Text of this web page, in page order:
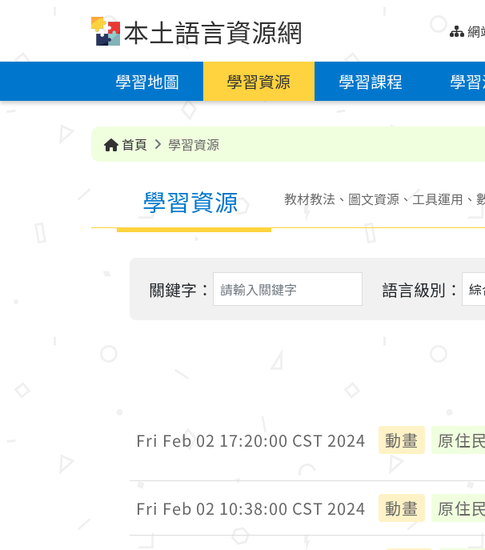
本土語言資源網 網
學習地圖 學習資源 學習課程 學
首頁 學習資源
學習資源 教材教法、圖文資源、工具運用、
關鍵字： 語言級別：
Fri Feb 02 17:20:00 CST 2024 動畫 原住
Fri Feb 02 10:38:00 CST 2024 動畫 原住